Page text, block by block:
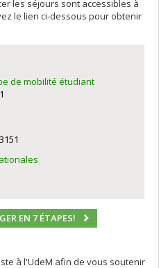
les séjours sont accessibles à
le lien ci-dessous pour obtenir
de mobilité étudiant
EN 7 ÉTAPES!
à l'UdeM afin de vous soutenir